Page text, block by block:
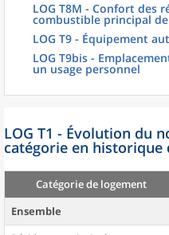
LOG T8M - Confort des
combustible principal
LOG T9 - Équipement
LOG T9bis -
un usage personnel
LOG T1 - Évolution du
catégorie en historique
Catégorie de logement
Ensemble